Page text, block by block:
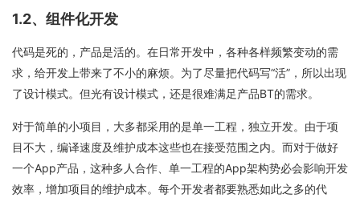
1.2、组件化开发
代码是死的，产品是活的。在日常开发中，各种各样频繁变动的需
求，给开发上带来了不小的麻烦。为了尽量把代码写“活”，所以出现
了设计模式。但光有设计模式，还是很难满足产品BT的需求。
对于简单的小项目，大多都采用的是单一工程，独立开发。由于项
目不大，编译速度及维护成本这些也在接受范围之内。而对于做好
一个App产品，这种多人合作、单一工程的App架构势必会影响开发
效率，增加项目的维护成本。每个开发者都要熟悉如此之多的代